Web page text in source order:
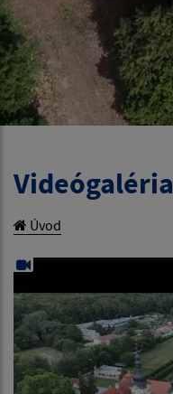
Videógaléria
Úvod